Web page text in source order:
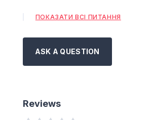
ПОКАЗАТИ ВСІ ПИТАННЯ
ASK A QUESTION
Reviews